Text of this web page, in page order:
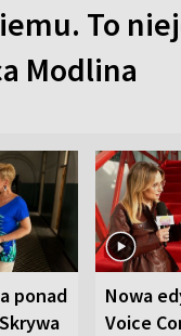
To
Modlina
ponad
Nowa
Voice